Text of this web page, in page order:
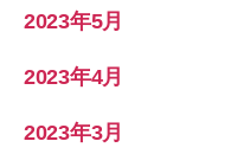
2023年5月
2023年4月
2023年3月